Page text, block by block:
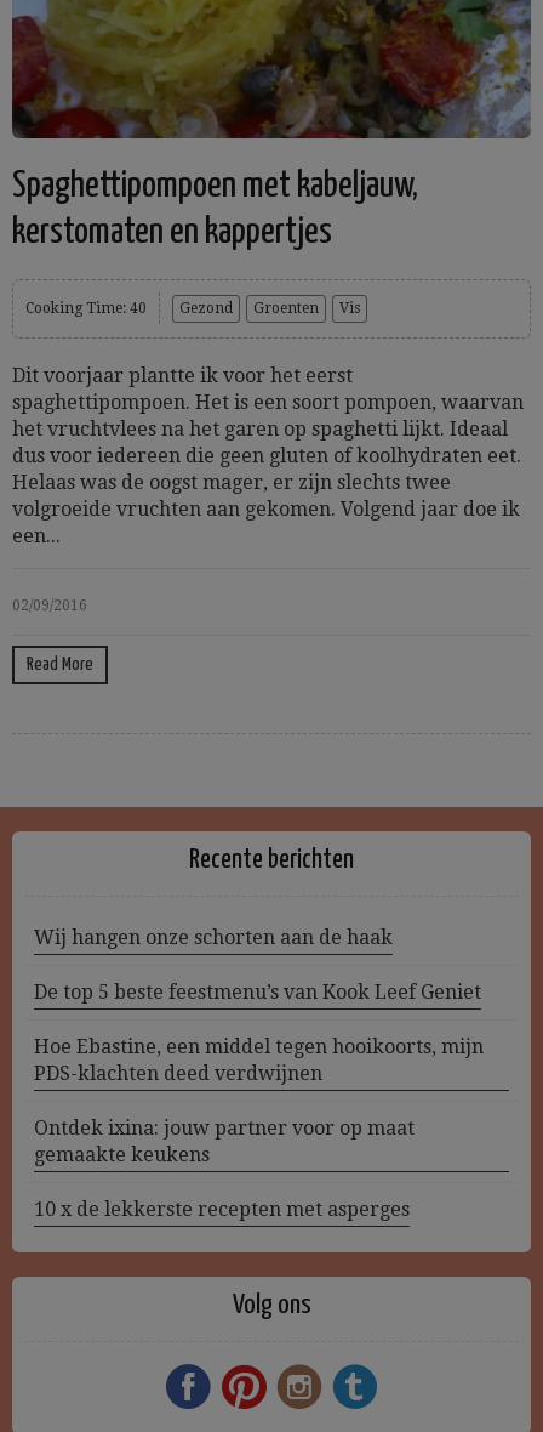
Spaghettipompoen met kabeljauw,
kerstomaten en kappertjes
Cooking Time: 40 Gezond Groenten Vis
Dit voorjaar plantte ik voor het eerst
spaghettipompoen. Het is een soort pompoen, waarvan
het vruchtvlees na het garen op spaghetti lijkt. Ideaal
dus voor iedereen die geen gluten of koolhydraten eet.
Helaas was de oogst mager, er zijn slechts twee
volgroeide vruchten aan gekomen. Volgend jaar doe ik
een...
02/09/2016
Read More
Recente berichten
Wij hangen onze schorten aan de haak
De top 5 beste feestmenu’s van Kook Leef Geniet
Hoe Ebastine, een middel tegen hooikoorts, mijn
PDS-klachten deed verdwijnen
Ontdek ixina: jouw partner voor op maat
gemaakte keukens
10 x de lekkerste recepten met asperges
Volg ons